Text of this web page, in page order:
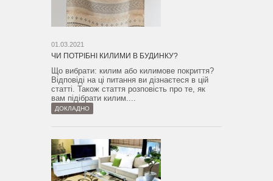
01.03.2021
ЧИ ПОТРІБНІ КИЛИМИ В БУДИНКУ?
Що вибрати: килим або килимове покриття?
Відповіді на ці питання ви дізнаєтеся в цій
статті. Також стаття розповість про те, як
вам підібрати килим....
ДОКЛАДНО